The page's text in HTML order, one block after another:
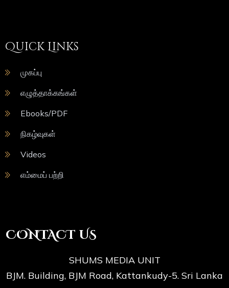
Quick Links
முகப்பு
எழுத்தாக்கங்கள்
Ebooks/PDF
நிகழ்வுகள்
Videos
எம்மைப் பற்றி
CONTACT US
SHUMS MEDIA UNIT
BJM. Building, BJM Road, Kattankudy-5. Sri Lanka